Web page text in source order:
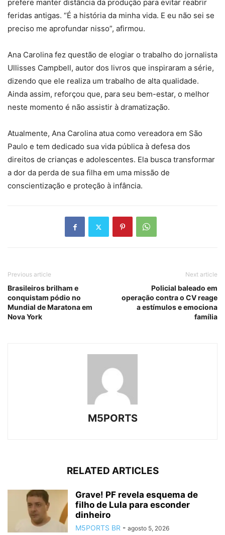
prefere manter distância da produção para evitar reabrir
feridas antigas. “É a história da minha vida. E eu não sei se
preciso me aprofundar nisso”, afirmou.
Ana Carolina fez questão de elogiar o trabalho do jornalista
Ullisses Campbell, autor dos livros que inspiraram a série,
dizendo que ele realiza um trabalho de alta qualidade.
Ainda assim, reforçou que, para seu bem-estar, o melhor
neste momento é não assistir à dramatização.
Atualmente, Ana Carolina atua como vereadora em São
Paulo e tem dedicado sua vida pública à defesa dos
direitos de crianças e adolescentes. Ela busca transformar
a dor da perda de sua filha em uma missão de
conscientização e proteção à infância.
Previous article
Brasileiros brilham e
conquistam pódio no
Mundial de Maratona em
Nova York
Next article
Policial baleado em
operação contra o CV reage
a estímulos e emociona
família
M5PORTS
RELATED ARTICLES
Grave! PF revela esquema de
filho de Lula para esconder
dinheiro
M5PORTS BR - agosto 5, 2026